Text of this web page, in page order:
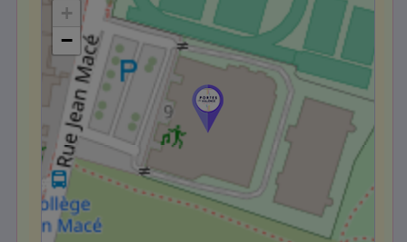
+
−